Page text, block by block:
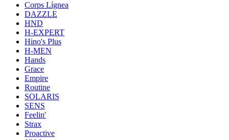
Corps Lígnea
DAZZLE
HND
H-EXPERT
Hino's Plus
H-MEN
Hands
Grace
Empire
Routine
SOLARIS
SENS
Feelin'
Strax
Proactive